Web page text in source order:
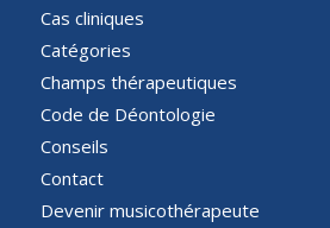
Cas cliniques
Catégories
Champs thérapeutiques
Code de Déontologie
Conseils
Contact
Devenir musicothérapeute